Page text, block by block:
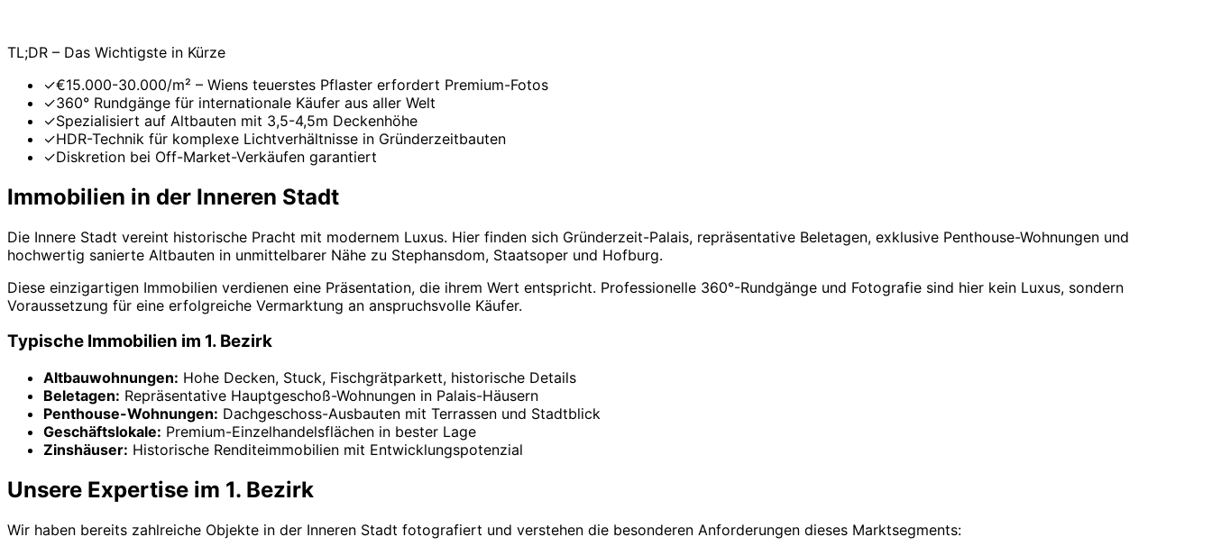
TL;DR – Das Wichtigste in Kürze
✓€15.000-30.000/m² – Wiens teuerstes Pflaster erfordert Premium-Fotos
✓360° Rundgänge für internationale Käufer aus aller Welt
✓Spezialisiert auf Altbauten mit 3,5-4,5m Deckenhöhe
✓HDR-Technik für komplexe Lichtverhältnisse in Gründerzeitbauten
✓Diskretion bei Off-Market-Verkäufen garantiert
Immobilien in der Inneren Stadt
Die Innere Stadt vereint historische Pracht mit modernem Luxus. Hier finden sich Gründerzeit-Palais, repräsentative Beletagen, exklusive Penthouse-Wohnungen und
hochwertig sanierte Altbauten in unmittelbarer Nähe zu Stephansdom, Staatsoper und Hofburg.
Diese einzigartigen Immobilien verdienen eine Präsentation, die ihrem Wert entspricht. Professionelle 360°-Rundgänge und Fotografie sind hier kein Luxus, sondern
Voraussetzung für eine erfolgreiche Vermarktung an anspruchsvolle Käufer.
Typische Immobilien im 1. Bezirk
Altbauwohnungen: Hohe Decken, Stuck, Fischgrätparkett, historische Details
Beletagen: Repräsentative Hauptgeschoß-Wohnungen in Palais-Häusern
Penthouse-Wohnungen: Dachgeschoss-Ausbauten mit Terrassen und Stadtblick
Geschäftslokale: Premium-Einzelhandelsflächen in bester Lage
Zinshäuser: Historische Renditeimmobilien mit Entwicklungspotenzial
Unsere Expertise im 1. Bezirk
Wir haben bereits zahlreiche Objekte in der Inneren Stadt fotografiert und verstehen die besonderen Anforderungen dieses Marktsegments: